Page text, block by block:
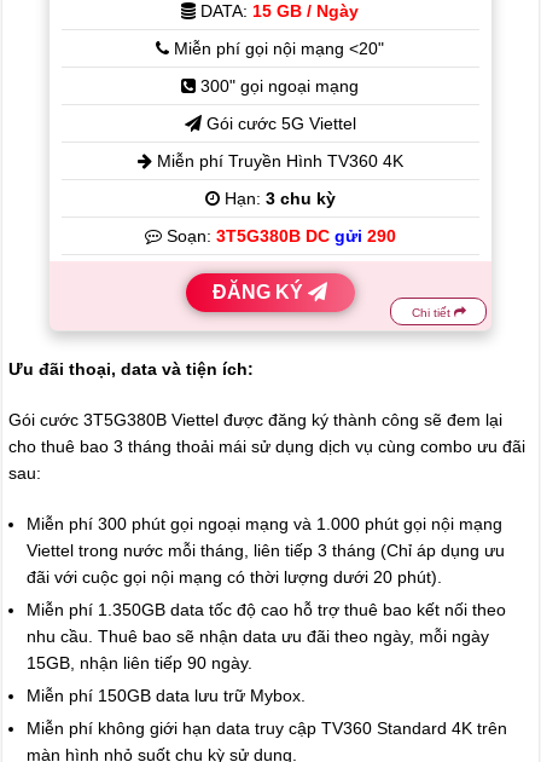
DATA: 15 GB / Ngày
Miễn phí gọi nội mạng <20"
300" gọi ngoại mạng
Gói cước 5G Viettel
Miễn phí Truyền Hình TV360 4K
Hạn: 3 chu kỳ
Soạn: 3T5G380B DC gửi 290
ĐĂNG KÝ
Chi tiết
Ưu đãi thoại, data và tiện ích:
Gói cước 3T5G380B Viettel được đăng ký thành công sẽ đem lại
cho thuê bao 3 tháng thoải mái sử dụng dịch vụ cùng combo ưu đãi
sau:
Miễn phí 300 phút gọi ngoại mạng và 1.000 phút gọi nội mạng
Viettel trong nước mỗi tháng, liên tiếp 3 tháng (Chỉ áp dụng ưu
đãi với cuộc gọi nội mạng có thời lượng dưới 20 phút).
Miễn phí 1.350GB data tốc độ cao hỗ trợ thuê bao kết nối theo
nhu cầu. Thuê bao sẽ nhận data ưu đãi theo ngày, mỗi ngày
15GB, nhận liên tiếp 90 ngày.
Miễn phí 150GB data lưu trữ Mybox.
Miễn phí không giới hạn data truy cập TV360 Standard 4K trên
màn hình nhỏ suốt chu kỳ sử dụng.